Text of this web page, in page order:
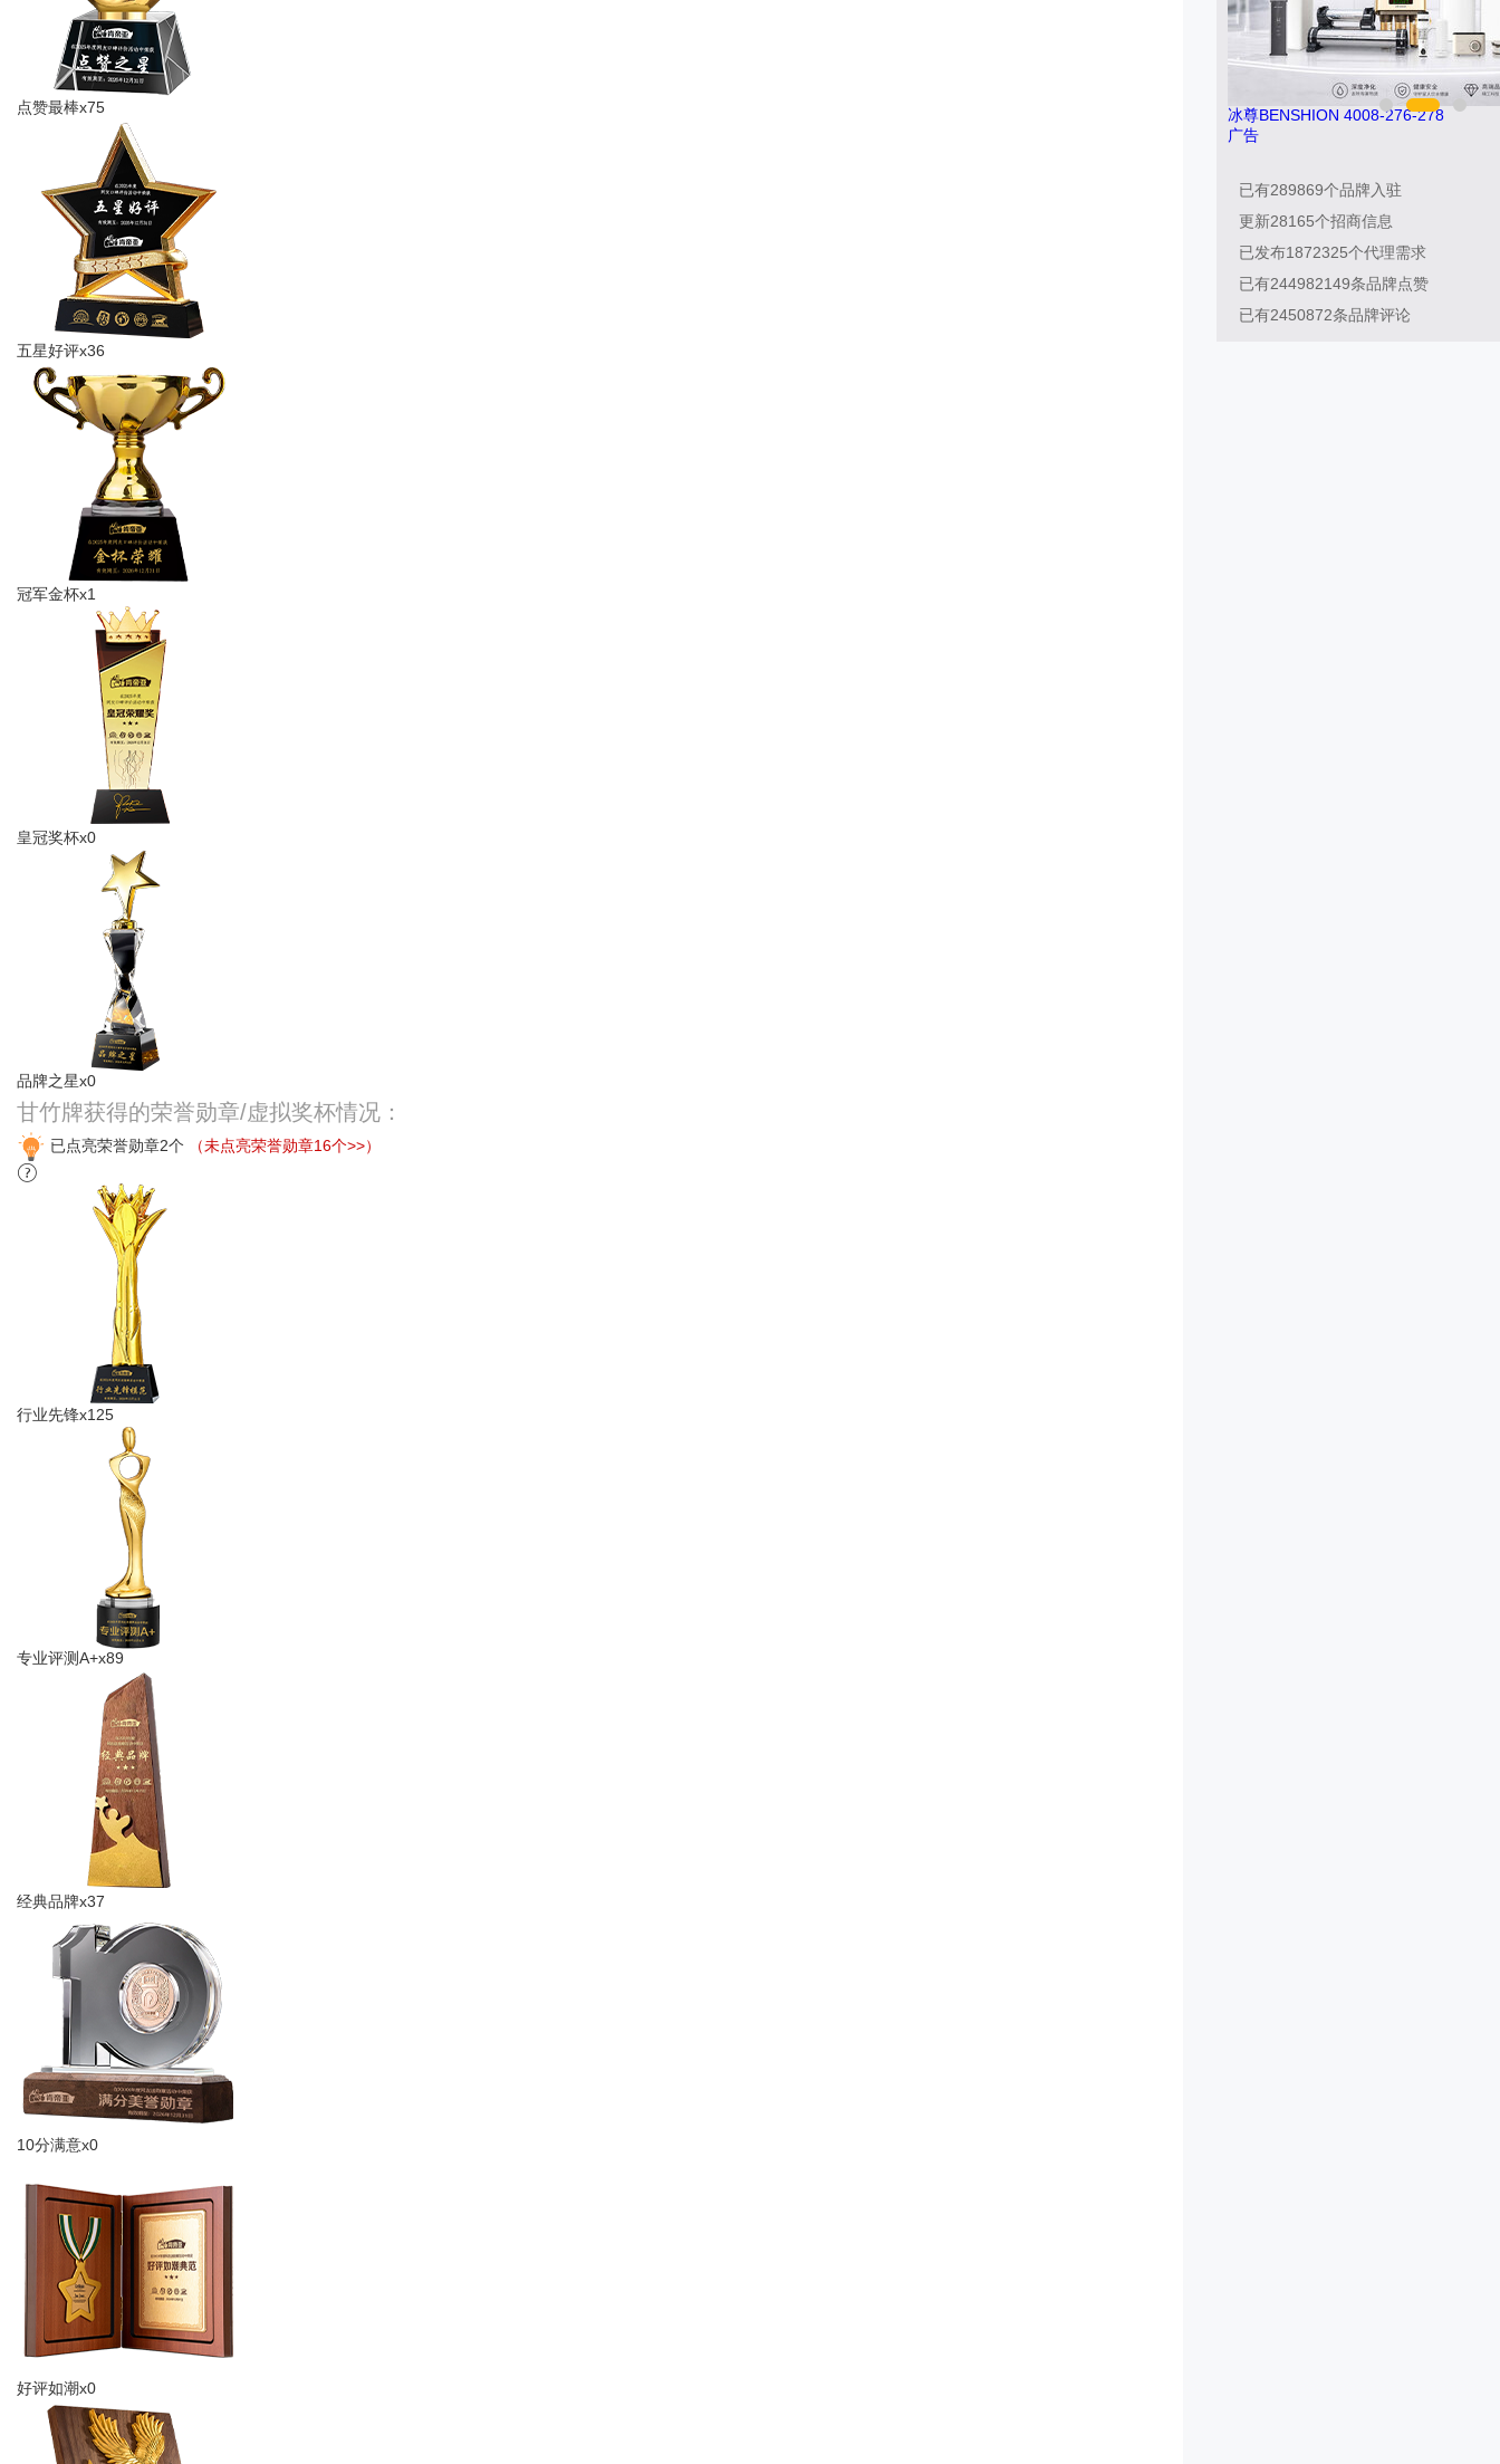
点赞最棒x75
五星好评x36
冠军金杯x1
皇冠奖杯x0
品牌之星x0
甘竹牌获得的荣誉勋章/虚拟奖杯情况：
已点亮荣誉勋章2个 （未点亮荣誉勋章16个>>）
行业先锋x125
专业评测A+x89
经典品牌x37
10分满意x0
好评如潮x0
冰尊BENSHION 4008-276-278
广告
已有289869个品牌入驻
更新28165个招商信息
已发布1872325个代理需求
已有244982149条品牌点赞
已有2450872条品牌评论